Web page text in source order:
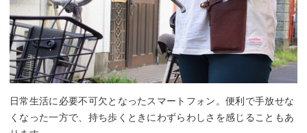
日常生活に必要不可欠となったスマートフォン。便利で手放せな
くなった一方で、持ち歩くときにわずらわしさを感じることもあ